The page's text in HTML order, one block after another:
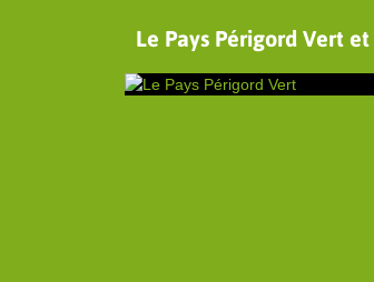
Le Pays Périgord Vert